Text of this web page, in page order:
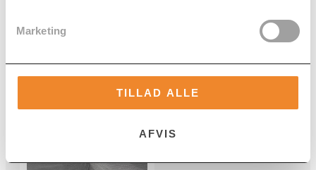
Marketing
TILLAD ALLE
AFVIS
Du kunne også være interesseret i…